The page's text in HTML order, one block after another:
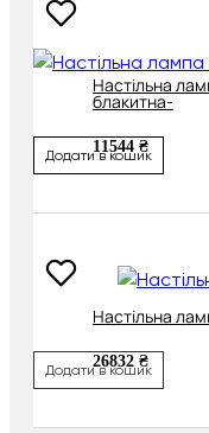
Настільна
блакитна-
11544 ₴
Додати в кошик
Настільна
26832 ₴
Додати в кошик